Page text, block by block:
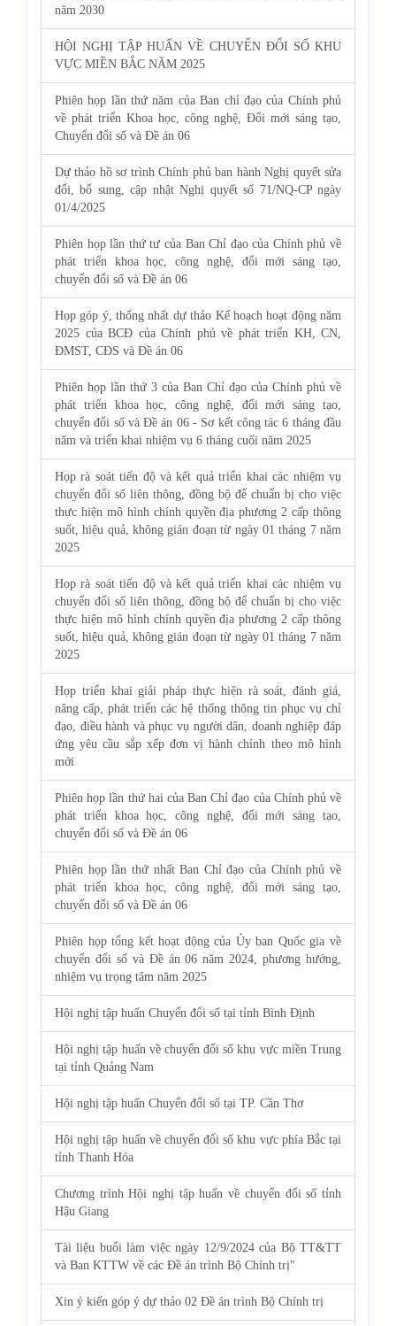
năm 2030
HỘI NGHỊ TẬP HUẤN VỀ CHUYỂN ĐỔI SỐ KHU
VỰC MIỀN BẮC NĂM 2025
Phiên họp lần thứ năm của Ban chỉ đạo của Chính phủ
về phát triển Khoa học, công nghệ, Đổi mới sáng tạo,
Chuyển đổi số và Đề án 06
Dự thảo hồ sơ trình Chính phủ ban hành Nghị quyết sửa
đổi, bổ sung, cập nhật Nghị quyết số 71/NQ-CP ngày
01/4/2025
Phiên họp lần thứ tư của Ban Chỉ đạo của Chính phủ về
phát triển khoa học, công nghệ, đổi mới sáng tạo,
chuyển đổi số và Đề án 06
Họp góp ý, thống nhất dự thảo Kế hoạch hoạt động năm
2025 của BCĐ của Chính phủ về phát triển KH, CN,
ĐMST, CĐS và Đề án 06
Phiên họp lần thứ 3 của Ban Chỉ đạo của Chính phủ về
phát triển khoa học, công nghệ, đổi mới sáng tạo,
chuyển đổi số và Đề án 06 - Sơ kết công tác 6 tháng đầu
năm và triển khai nhiệm vụ 6 tháng cuối năm 2025
Họp rà soát tiến độ và kết quả triển khai các nhiệm vụ
chuyển đổi số liên thông, đồng bộ để chuẩn bị cho việc
thực hiện mô hình chính quyền địa phương 2 cấp thông
suốt, hiệu quả, không gián đoạn từ ngày 01 tháng 7 năm
2025
Họp rà soát tiến độ và kết quả triển khai các nhiệm vụ
chuyển đổi số liên thông, đồng bộ để chuẩn bị cho việc
thực hiện mô hình chính quyền địa phương 2 cấp thông
suốt, hiệu quả, không gián đoạn từ ngày 01 tháng 7 năm
2025
Họp triển khai giải pháp thực hiện rà soát, đánh giá,
nâng cấp, phát triển các hệ thống thông tin phục vụ chỉ
đạo, điều hành và phục vụ người dân, doanh nghiệp đáp
ứng yêu cầu sắp xếp đơn vị hành chính theo mô hình
mới
Phiên họp lần thứ hai của Ban Chỉ đạo của Chính phủ về
phát triển khoa học, công nghệ, đổi mới sáng tạo,
chuyển đổi số và Đề án 06
Phiên họp lần thứ nhất Ban Chỉ đạo của Chính phủ về
phát triển khoa học, công nghệ, đổi mới sáng tạo,
chuyển đổi số và Đề án 06
Phiên họp tổng kết hoạt động của Ủy ban Quốc gia về
chuyển đổi số và Đề án 06 năm 2024, phương hướng,
nhiệm vụ trọng tâm năm 2025
Hội nghị tập huấn Chuyển đổi số tại tỉnh Bình Định
Hội nghị tập huấn về chuyển đổi số khu vực miền Trung
tại tỉnh Quảng Nam
Hội nghị tập huấn Chuyển đổi số tại TP. Cần Thơ
Hội nghị tập huấn về chuyển đổi số khu vực phía Bắc tại
tỉnh Thanh Hóa
Chương trình Hội nghị tập huấn về chuyển đổi số tỉnh
Hậu Giang
Tài liệu buổi làm việc ngày 12/9/2024 của Bộ TT&TT
và Ban KTTW về các Đề án trình Bộ Chính trị"
Xin ý kiến góp ý dự thảo 02 Đề án trình Bộ Chính trị